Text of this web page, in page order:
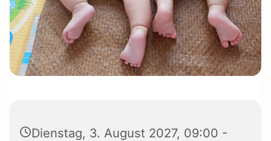
Dienstag, 3. August 2027, 09:00 -